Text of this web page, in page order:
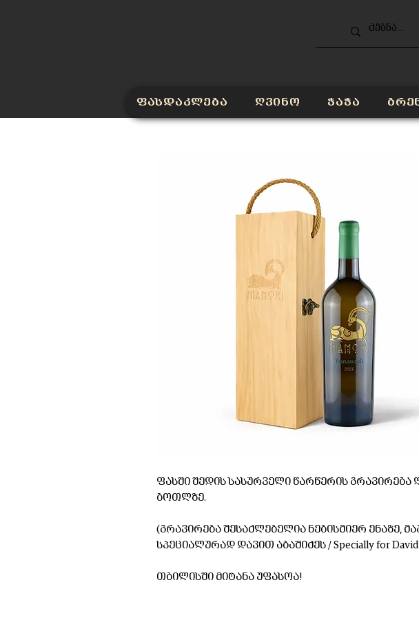
ფასდაკლება ღვინო ჭაჭა
ფასში შედის სასურველი წარწერის გრავირება
ბოთლზე.
(გრავირება შესაძლებელია ნებისმიერ ენაზე,
სპეციალურად დავით აბაშიძეს / Specially for David
თბილისში მიტანა უფასოა!